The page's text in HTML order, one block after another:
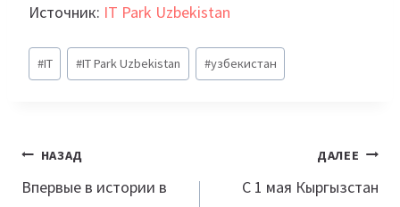
Источник: IT Park Uzbekistan
Метки
записи:
#IT #IT Park Uzbekistan #узбекистан
Навигация
по
НАЗАД
Впервые в истории в
ДАЛЕЕ
С 1 мая Кыргызстан